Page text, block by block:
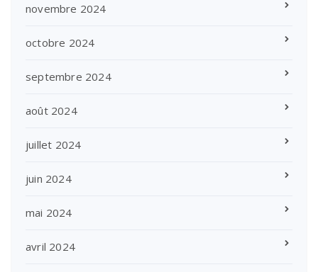
novembre 2024
octobre 2024
septembre 2024
août 2024
juillet 2024
juin 2024
mai 2024
avril 2024